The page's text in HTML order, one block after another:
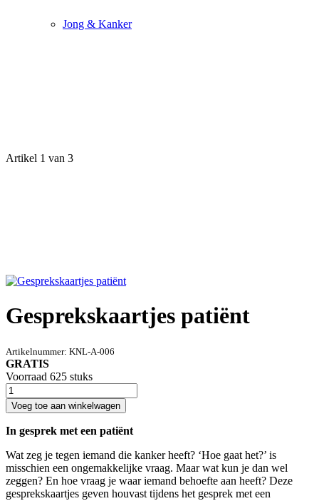
Jong & Kanker
Artikel 1 van 3
Gesprekskaartjes patiënt
Artikelnummer: KNL-A-006
GRATIS
Voorraad 625 stuks
Voeg toe aan winkelwagen
In gesprek met een patiënt
Wat zeg je tegen iemand die kanker heeft? ‘Hoe gaat het?’ is
misschien een ongemakkelijke vraag. Maar wat kun je dan wel
zeggen? En hoe vraag je waar iemand behoefte aan heeft? Deze
gesprekskaartjes geven houvast tijdens het gesprek met een